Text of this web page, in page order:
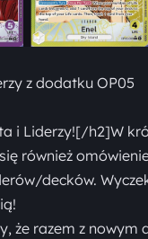
z dodatku OP05
i Liderzy![/h2]W
również
decków.
że razem z nowym